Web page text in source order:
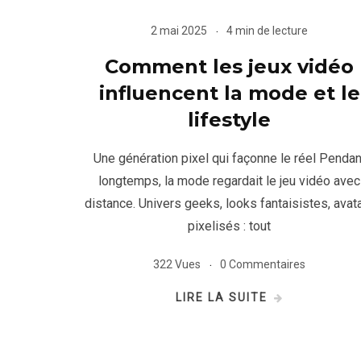
2 mai 2025 4 min de lecture
Comment les jeux vidéo
influencent la mode et le
lifestyle
Une génération pixel qui façonne le réel
longtemps, la mode regardait le jeu vidéo avec
distance. Univers geeks, looks fantaisistes,
pixelisés : tout
322 Vues 0 Commentaires
LIRE LA SUITE